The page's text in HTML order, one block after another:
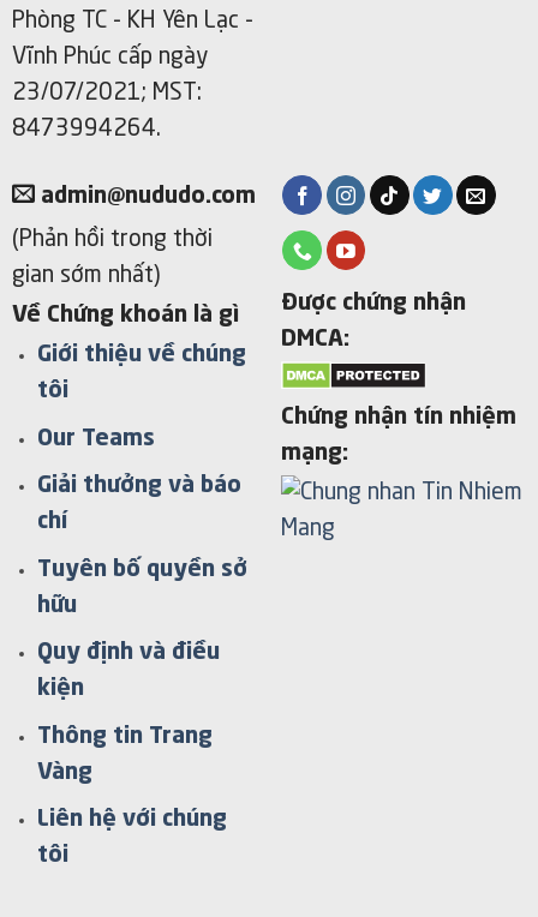
Phòng TC - KH Yên Lạc -
Vĩnh Phúc cấp ngày
23/07/2021; MST:
8473994264.
admin@nududo.com
(Phản hồi trong thời
gian sớm nhất)
Về Chứng khoán là gì
Giới thiệu về chúng
tôi
Our Teams
Giải thưởng và báo
chí
Tuyên bố quyền sở
hữu
Quy định và điều
kiện
Thông tin Trang
Vàng
Liên hệ với chúng
tôi
Được chứng nhận
DMCA:
Chứng nhận tín nhiệm
mạng: